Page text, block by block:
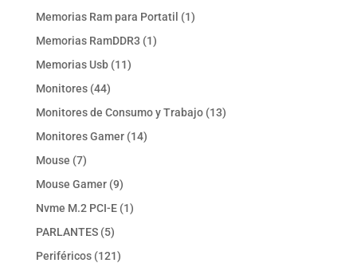
productos
Memorias Ram para Portatil 11
Memorias RamDDR3 11
Memorias Usb 1111
Monitores 4444
productos
Monitores de Consumo y Trabajo 1313
Monitores Gamer 1414
Mouse 77
productos
Mouse Gamer 99
productos
Nvme M.2 PCI-E 11
PARLANTES 55
productos
Periféricos 121121